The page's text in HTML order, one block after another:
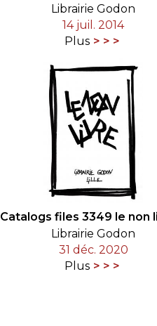
Librairie Godon
14 juil. 2014
Plus
Catalogs files 3349 le non
Librairie Godon
31 déc. 2020
Plus